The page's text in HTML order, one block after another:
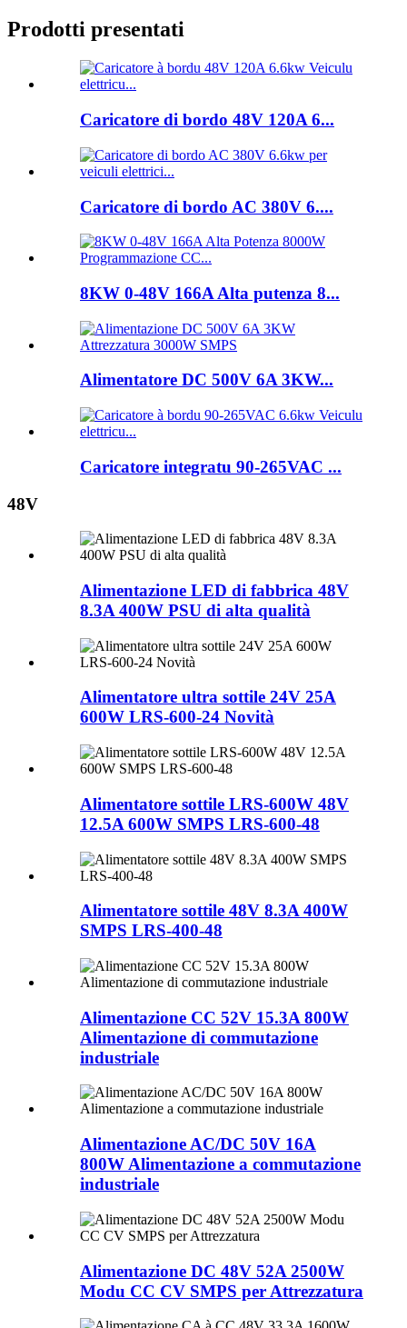
Prodotti presentati
Caricatore di bordo 48V 120A 6...
Caricatore di bordo AC 380V 6....
8KW 0-48V 166A Alta putenza 8...
Alimentatore DC 500V 6A 3KW...
Caricatore integratu 90-265VAC ...
48V
Alimentazione LED di fabbrica 48V
8.3A 400W PSU di alta qualità
Alimentatore ultra sottile 24V 25A
600W LRS-600-24 Novità
Alimentatore sottile LRS-600W 48V
12.5A 600W SMPS LRS-600-48
Alimentatore sottile 48V 8.3A 400W
SMPS LRS-400-48
Alimentazione CC 52V 15.3A 800W
Alimentazione di commutazione
industriale
Alimentazione AC/DC 50V 16A
800W Alimentazione a commutazione
industriale
Alimentazione DC 48V 52A 2500W
Modu CC CV SMPS per Attrezzatura